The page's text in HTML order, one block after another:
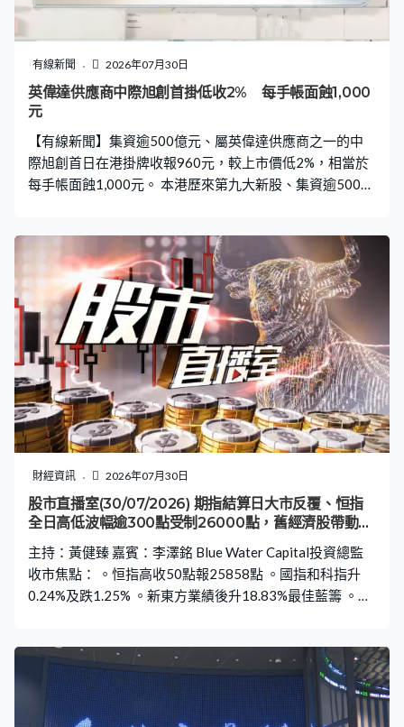
有線新聞 2026年07月30日
英偉達供應商中際旭創首掛低收2% 每手帳面蝕1,000
元
【有線新聞】集資逾500億元、屬英偉達供應商之一的中
際旭創首日在港掛牌收報960元，較上市價低2%，相當於
每手帳面蝕1,000元。 本港歷來第九大新股、集資逾500億
港資本市場的硬科技產業版圖，也會助力提升香港市場對
全球資本的吸引力。」 中際旭創是全球光學模組龍頭之
一，亦是英偉達供應商，管理層表示來港上市，有助公司
融入全球資本市場。中際旭創董事長兼總裁劉聖：「數字
經濟及人工智能快速發展，正在重塑全球產業格局，也讓
連接成為數字時代最重要的基礎能力之一。多年來中際旭
創始終專注於光互連的領域，致力於以持續創新和推動技
術的進步，為全球客戶提供領先的光互連解決方案。」 中
際旭創公開發售5,450萬股，在港發售部分接獲逾6萬份申
請，超購約15倍，一手中籤率70%，集資534億元。
財經資訊 2026年07月30日
股市直播室(30/07/2026) 期指結算日大市反覆、恒指
全日高低波幅逾300點受制26000點，舊經濟股帶動恒
主持：黃健臻 嘉賓：李澤銘 Blue Water Capital投資總監
收市焦點： 。恒指高收50點報25858點 。國指和科指升
0.24%及跌1.25% 。新東方業績後升18.83%最佳藍籌 。中
中國業績後升2.99% 。中芯跌7.73%最差藍籌，華虹挫
8.26%、天數智芯挫14.7% 。智譜瀉16.55%最差科指成分
股，MINIMAX跌4.22% 。新股：中際旭創曾挫10.2%、收